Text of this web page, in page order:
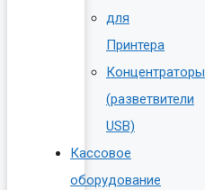
для
Принтера
Концентраторы
(разветвители
USB)
Кассовое
оборудование